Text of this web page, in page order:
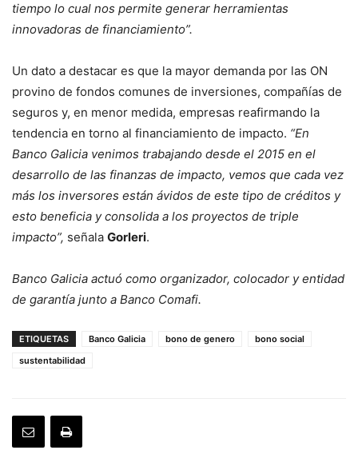
tiempo lo cual nos permite generar herramientas
innovadoras de financiamiento”.
Un dato a destacar es que la mayor demanda por las ON
provino de fondos comunes de inversiones, compañías de
seguros y, en menor medida, empresas reafirmando la
tendencia en torno al financiamiento de impacto. “En
Banco Galicia venimos trabajando desde el 2015 en el
desarrollo de las finanzas de impacto, vemos que cada vez
más los inversores están ávidos de este tipo de créditos y
esto beneficia y consolida a los proyectos de triple
impacto”, señala Gorleri.
Banco Galicia actuó como organizador, colocador y entidad
de garantía junto a Banco Comafi.
ETIQUETAS Banco Galicia bono de genero
bono social
sustentabilidad